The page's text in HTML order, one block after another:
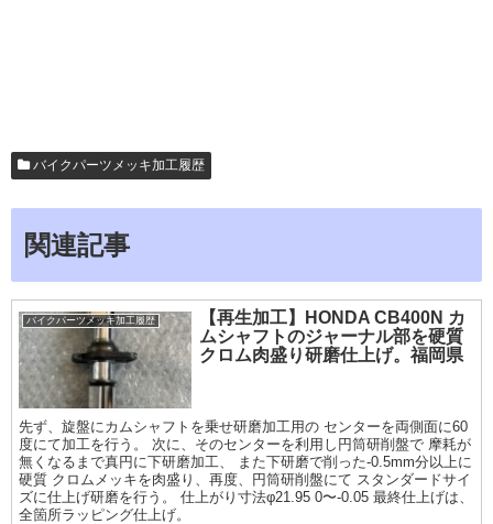
バイクパーツメッキ加工履歴
関連記事
バイクパーツメッキ加工履歴
【再生加工】HONDA CB400N カ
ムシャフトのジャーナル部を硬質
クロム肉盛り研磨仕上げ。福岡県
先ず、旋盤にカムシャフトを乗せ研磨加工用の センターを両側面に60
度にて加工を行う。 次に、そのセンターを利用し円筒研削盤で 摩耗が
無くなるまで真円に下研磨加工、 また下研磨で削った-0.5mm分以上に
硬質 クロムメッキを肉盛り、再度、円筒研削盤にて スタンダードサイ
ズに仕上げ研磨を行う。 仕上がり寸法φ21.95 0〜-0.05 最終仕上げは、
全箇所ラッピング仕上げ。